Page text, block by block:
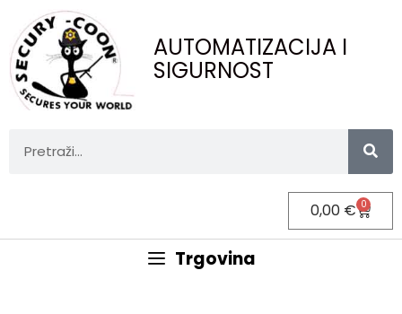
AUTOMATIZACIJA I
SIGURNOST
0,00 € 0
Trgovina